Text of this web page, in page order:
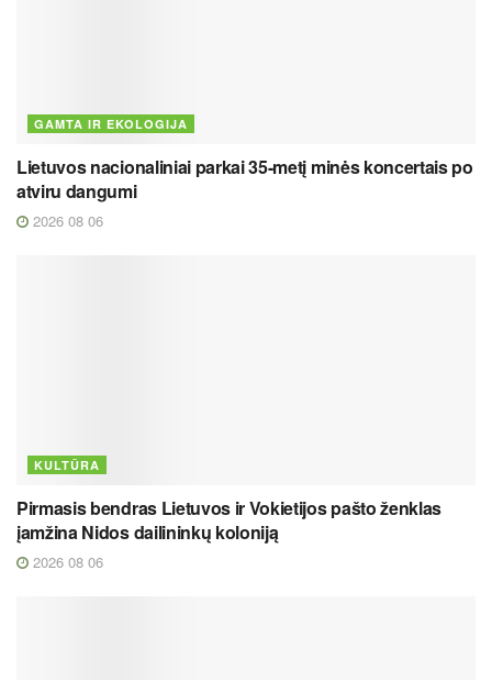
GAMTA IR EKOLOGIJA
Lietuvos nacionaliniai parkai 35-metį minės koncertais po
atviru dangumi
2026 08 06
KULTŪRA
Pirmasis bendras Lietuvos ir Vokietijos pašto ženklas
įamžina Nidos dailininkų koloniją
2026 08 06